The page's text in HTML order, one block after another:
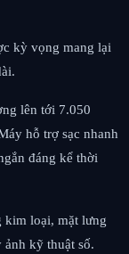
kỳ vọng mang lại
lên tới 7.050
hỗ trợ sạc nhanh
đáng kể thời
kim loại, mặt lưng
ảnh kỹ thuật số.